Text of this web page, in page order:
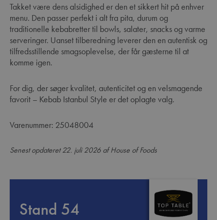
Takket være dens alsidighed er den et sikkert hit på enhver
menu. Den passer perfekt i alt fra pita, durum og
traditionelle kebabretter til bowls, salater, snacks og varme
serveringer. Uanset tilberedning leverer den en autentisk og
tilfredsstillende smagsoplevelse, der får gæsterne til at
komme igen.
For dig, der søger kvalitet, autenticitet og en velsmagende
favorit – Kebab Istanbul Style er det oplagte valg.
Varenummer: 25048004
Senest opdateret 22. juli 2026 af House of Foods
Stand 54